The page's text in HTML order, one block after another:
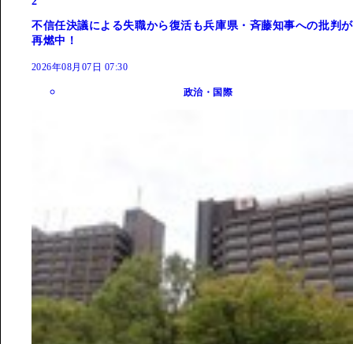
不信任決議による失職から復活も兵庫県・斉藤知事への批判が
再燃中！
2026年08月07日 07:30
政治・国際